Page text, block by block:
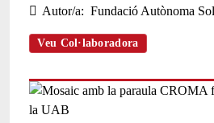
Autor/a
Fundació Autònoma
Veu Col·laboradora